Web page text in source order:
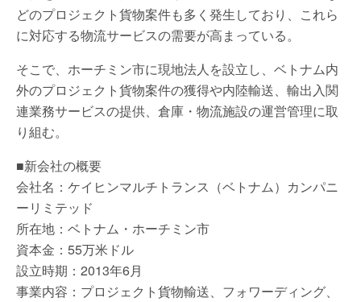
どのプロジェクト貨物案件も多く発生しており、これら
に対応する物流サービスの需要が高まっている。
そこで、ホーチミン市に現地法人を設立し、ベトナム内
外のプロジェクト貨物案件の獲得や内陸輸送、輸出入関
連業務サービスの提供、倉庫・物流施設の運営管理に取
り組む。
■新会社の概要
会社名：ケイヒンマルチトランス（ベトナム）カンパニ
ーリミテッド
所在地：ベトナム・ホーチミン市
資本金：55万米ドル
設立時期：2013年6月
事業内容：プロジェクト貨物輸送、フォワーディング、